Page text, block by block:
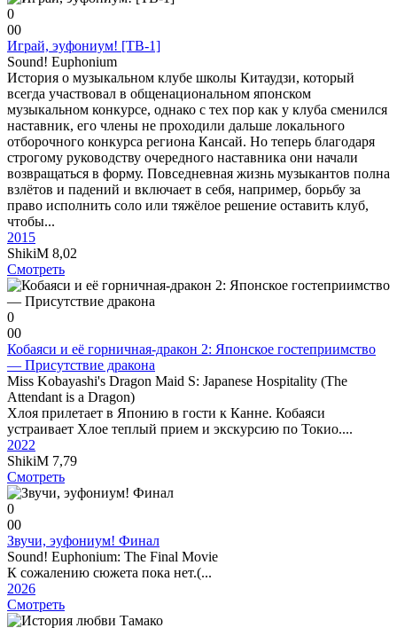
0
00
Играй, эуфониум! [ТВ-1]
Sound! Euphonium
История о музыкальном клубе школы Китаудзи, который
всегда участвовал в общенациональном японском
музыкальном конкурсе, однако с тех пор как у клуба сменился
наставник, его члены не проходили дальше локального
отборочного конкурса региона Кансай. Но теперь благодаря
строгому руководству очередного наставника они начали
возвращаться в форму. Повседневная жизнь музыкантов полна
взлётов и падений и включает в себя, например, борьбу за
право исполнить соло или тяжёлое решение оставить клуб,
чтобы...
2015
ShikiM 8,02
Смотреть
0
00
Кобаяси и её горничная-дракон 2: Японское гостеприимство
— Присутствие дракона
Miss Kobayashi's Dragon Maid S: Japanese Hospitality (The
Attendant is a Dragon)
Хлоя прилетает в Японию в гости к Канне. Кобаяси
устраивает Хлое теплый прием и экскурсию по Токио....
2022
ShikiM 7,79
Смотреть
0
00
Звучи, эуфониум! Финал
Sound! Euphonium: The Final Movie
К сожалению сюжета пока нет.(...
2026
Смотреть